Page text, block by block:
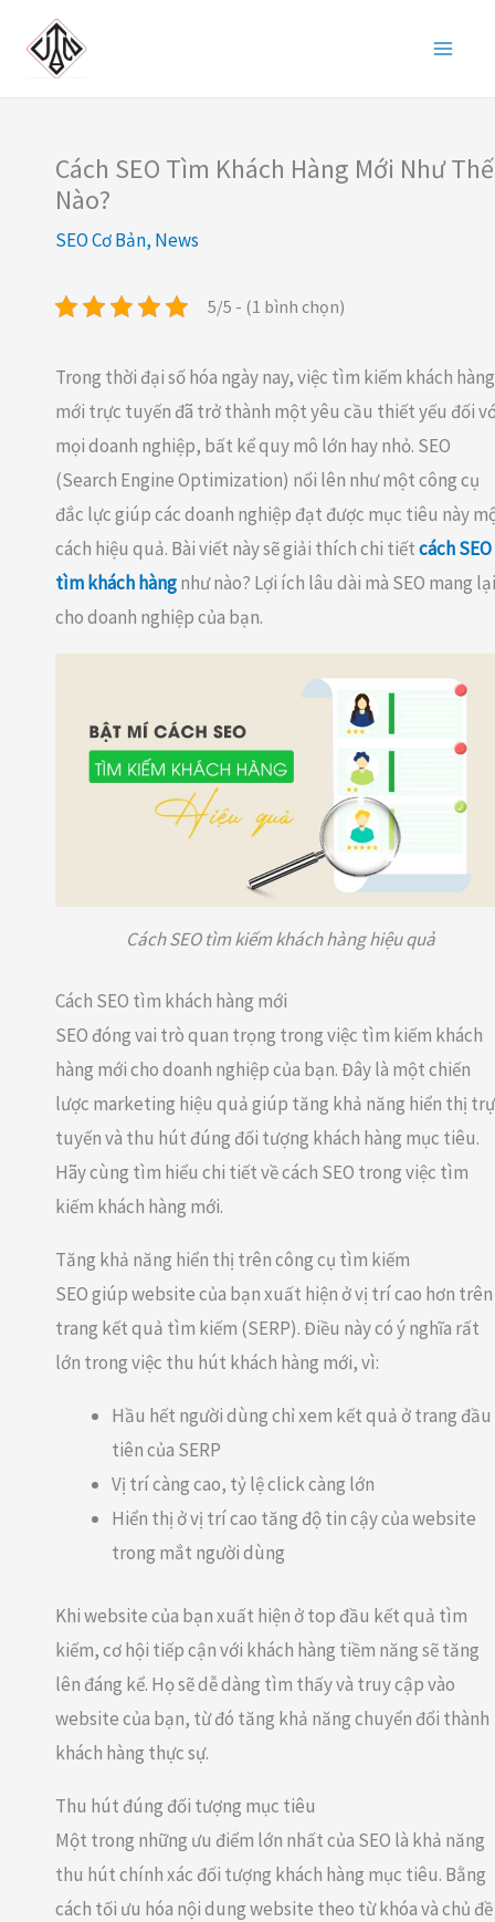
Cách SEO Tìm Khách Hàng Mới Như Thế
Nào?
SEO Cơ Bản, News
5/5 - (1 bình chọn)
Trong thời đại số hóa ngày nay, việc tìm kiếm khách hàng
mới trực tuyến đã trở thành một yêu cầu thiết yếu đối
mọi doanh nghiệp, bất kể quy mô lớn hay nhỏ. SEO
(Search Engine Optimization) nổi lên như một công cụ
đắc lực giúp các doanh nghiệp đạt được mục tiêu này
cách hiệu quả. Bài viết này sẽ giải thích chi tiếtcách SEO
tìm khách hàngnhư nào? Lợi ích lâu dài mà SEO mang lại
cho doanh nghiệp của bạn.
Cách SEO tìm kiếm khách hàng hiệu quả
Cách SEO tìm khách hàng mới
SEO đóng vai trò quan trọng trong việc tìm kiếm khách
hàng mới cho doanh nghiệp của bạn. Đây là một chiến
lược marketing hiệu quả giúp tăng khả năng hiển thị
tuyến và thu hút đúng đối tượng khách hàng mục tiêu.
Hãy cùng tìm hiểu chi tiết về cách SEO trong việc tìm
kiếm khách hàng mới.
Tăng khả năng hiển thị trên công cụ tìm kiếm
SEO giúp website của bạn xuất hiện ở vị trí cao hơn trên
trang kết quả tìm kiếm (SERP). Điều này có ý nghĩa rất
lớn trong việc thu hút khách hàng mới, vì:
Hầu hết người dùng chỉ xem kết quả ở trang đầu
tiên của SERP
Vị trí càng cao, tỷ lệ click càng lớn
Hiển thị ở vị trí cao tăng độ tin cậy của website
trong mắt người dùng
Khi website của bạn xuất hiện ở top đầu kết quả tìm
kiếm, cơ hội tiếp cận với khách hàng tiềm năng sẽ tăng
lên đáng kể. Họ sẽ dễ dàng tìm thấy và truy cập vào
website của bạn, từ đó tăng khả năng chuyển đổi thành
khách hàng thực sự.
Thu hút đúng đối tượng mục tiêu
Một trong những ưu điểm lớn nhất của SEO là khả năng
thu hút chính xác đối tượng khách hàng mục tiêu. Bằng
cách tối ưu hóa nội dung website theo từ khóa và chủ đề